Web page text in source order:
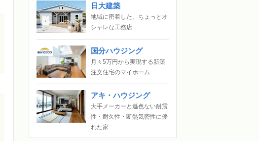
日大建築
地域に密着した、ちょっとオ
シャレな工務店
国分ハウジング
月々5万円から実現する新築
注文住宅のマイホーム
アキ・ハウジング
大手メーカーと遜色ない耐震
性・耐久性・断熱気密性に優
れた家